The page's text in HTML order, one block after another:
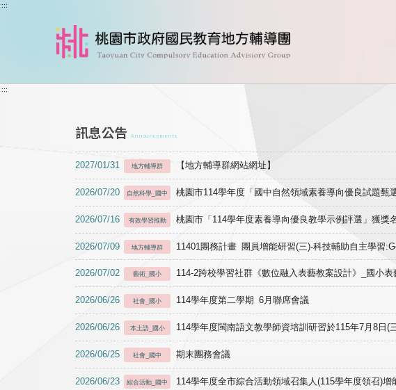
跳到主要內容
:::
:::
訊息公告 Announcements
2027/01/31 地方輔導群 【地方輔導群網站網址】
2026/07/20 自然科學_國中 桃園市114學年度「國中自然領域素養導向優良試題甄
2026/07/16 有效學習推動 桃園市「114學年度素養導向優良教學示例評選」獲獎
2026/07/09 地方輔導群 11401團務計畫 團員增能研習(三)-科技輔助自主學習
2026/07/02 藝術_國小 114-2跨校學習社群《數位融入表藝教案設計》_國小表
2026/06/26 社會_國小 114學年度第二學期 6月聯席會議
2026/06/26 本土語_國小 114學年度閩南語文教學師資培訓研習於115年7月8日(
2026/06/25 社會_國中 期末團務會議
2026/06/23 綜合活動_國中 114學年度全市綜合活動領域召集人(115學年度領召)增